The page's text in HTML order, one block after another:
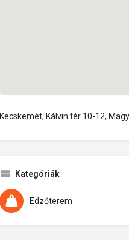
Kecskemét, Kálvin tér 10-12,
Kategóriák
Edzőterem